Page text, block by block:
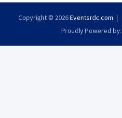
Copyright © 2026Eventsrdc.com
Proudly Powered by: